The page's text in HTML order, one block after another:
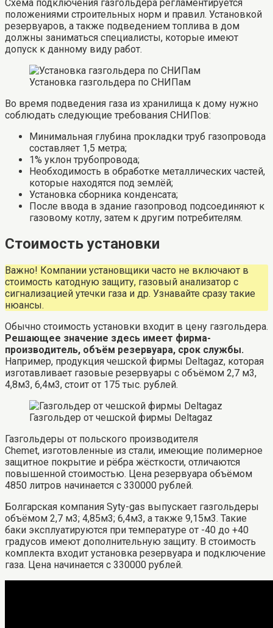
Схема подключения газгольдера регламентируется
положениями строительных норм и правил. Установкой
резервуаров, а также подведением топлива в дом
должны заниматься специалисты, которые имеют
допуск к данному виду работ.
Установка газгольдера по СНИПам
Во время подведения газа из хранилища к дому нужно
соблюдать следующие требования СНИПов:
Минимальная глубина прокладки труб газопровода
составляет 1,5 метра;
1% уклон трубопровода;
Необходимость в обработке металлических частей,
которые находятся под землёй;
Установка сборника конденсата;
После ввода в здание газопровод подсоединяют к
газовому котлу, затем к другим потребителям.
Стоимость установки
Важно! Компании установщики часто не включают в
стоимость катодную защиту, газовый анализатор с
сигнализацией утечки газа и др. Узнавайте сразу такие
нюансы.
Обычно стоимость установки входит в цену газгольдера.
Решающее значение здесь имеет фирма-
производитель, объём резервуара, срок службы.
Например, продукция чешской фирмы Deltagaz, которая
изготавливает газовые резервуары с объёмом 2,7 м3,
4,8м3, 6,4м3, стоит от 175 тыс. рублей.
Газгольдер от чешской фирмы Deltagaz
Газгольдеры от польского производителя
Сhemet, изготовленные из стали, имеющие полимерное
защитное покрытие и рёбра жёсткости, отличаются
повышенной стоимостью. Цена резервуара объёмом
4850 литров начинается с 330000 рублей.
Болгарская компания Syty-gas выпускает газгольдеры
объёмом 2,7 м3; 4,85м3; 6,4м3, а также 9,15м3. Такие
баки эксплуатируются при температуре от -40 до +40
градусов имеют дополнительную защиту. В стоимость
комплекта входит установка резервуара и подключение
газа. Цена начинается с 330000 рублей.